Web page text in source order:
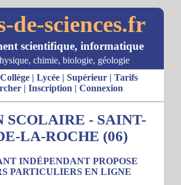
de-sciences.fr
scientifique, informatique
chimie, biologie, géologie
Collège| Lycée| Supérieur| Tarifs
| Inscription | Connexion
SCOLAIRE - SAINT-
LA-ROCHE (06)
INDÉPENDANT PROPOSE
PARTICULIERS EN LIGNE